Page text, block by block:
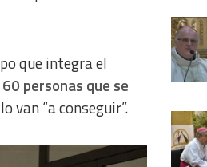
que integra el
60 personas que se
van “a conseguir”.